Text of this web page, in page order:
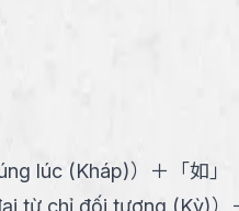
lúc (Kháp)） ＋ 「如 」
từ chỉ đối tượng (Kỳ)）